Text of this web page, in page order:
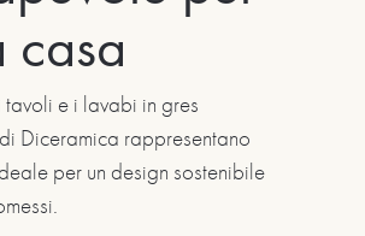
casa
e i lavabi in gres
Diceramica rappresentano
per un design sostenibile